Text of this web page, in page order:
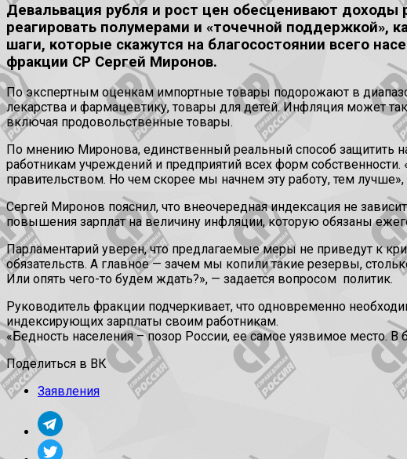
Девальвация рубля и рост цен обесценивают доходы
реагировать полумерами и «точечной поддержкой»,
шаги, которые скажутся на благосостоянии всего
фракции СР Сергей Миронов.
По экспертным оценкам импортные товары подорожают в
лекарства и фармацевтику, товары для детей. Инфляция может
включая продовольственные товары.
По мнению Миронова, единственный реальный способ защитить
работникам учреждений и предприятий всех форм
правительством. Но чем скорее мы начнем эту работу, тем
Сергей Миронов пояснил, что внеочередная индексация не
повышения зарплат на величину инфляции, которую обязаны
Парламентарий уверен, что предлагаемые меры не приведут к
обязательств. А главное — зачем мы копили такие резервы,
Или опять чего-то будем ждать?», — задается вопросом политик.
Руководитель фракции подчеркивает, что одновременно
индексирующих зарплаты своим работникам.
«Бедность населения – позор России, ее самое уязвимое место.
Поделиться в ВК
Заявления